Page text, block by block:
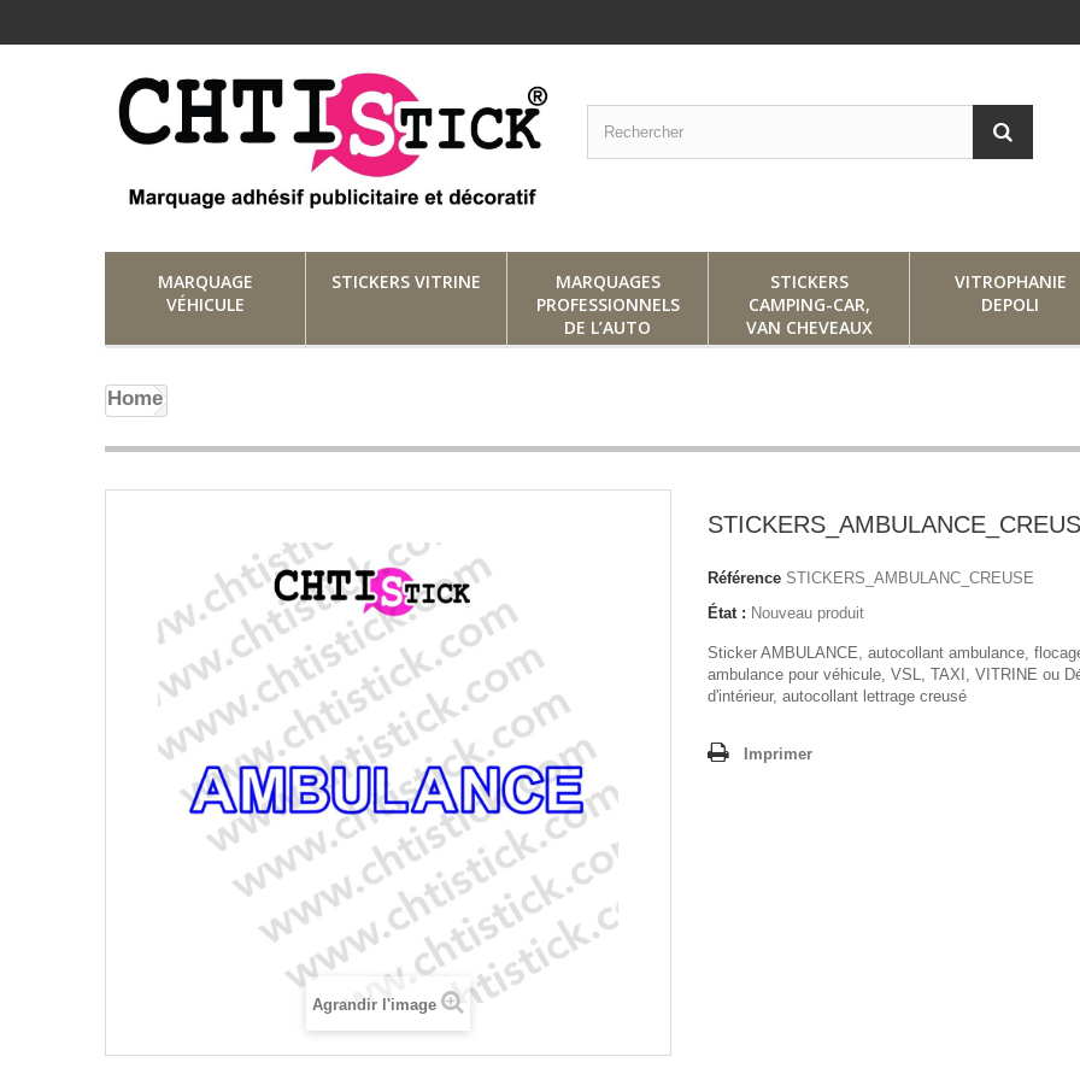
MARQUAGE
VÉHICULE
STICKERS VITRINE
MARQUAGES
PROFESSIONNELS
DE L’AUTO
STICKERS
CAMPING-CAR,
VAN CHEVEAUX
VITROPHANIE
DEPOLI
Home
Agrandir l'image
Référence STICKERS_AMBULANC_CREUSE
État : Nouveau produit
Sticker AMBULANCE, autocollant ambulance,
ambulance pour véhicule, VSL, TAXI, VITRINE ou
d'intérieur, autocollant lettrage creusé
Imprimer